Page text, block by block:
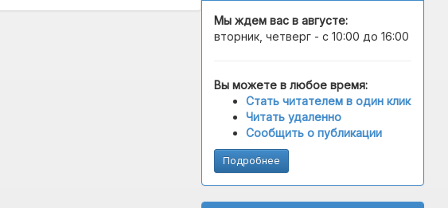
Мы ждем вас в августе:
вторник, четверг - с 10:00 до 16:00
Вы можете в любое время:
Стать читателем в один клик
Читать удаленно
Сообщить о публикации
Подробнее